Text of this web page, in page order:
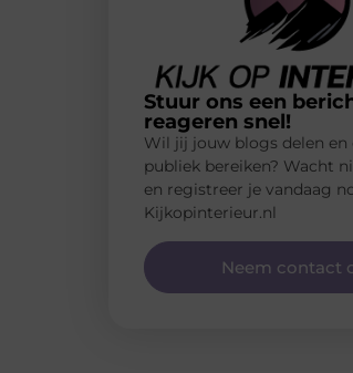
Stuur ons een
reageren snel!
Wil jij jouw blogs delen en
publiek bereiken? Wacht
en registreer je vandaag
Kijkopinterieur.nl
Neem contact